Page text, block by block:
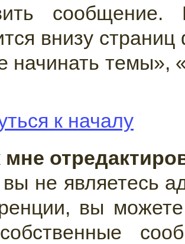
внизу
начинать темы»,
к началу
мне
не являетесь
вы можете